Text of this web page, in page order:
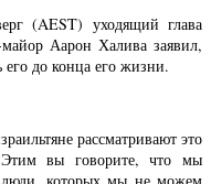
(AEST) уходящий глава
Аарон Халива заявил,
его до конца его жизни.
рассматривают это
вы говорите, что мы